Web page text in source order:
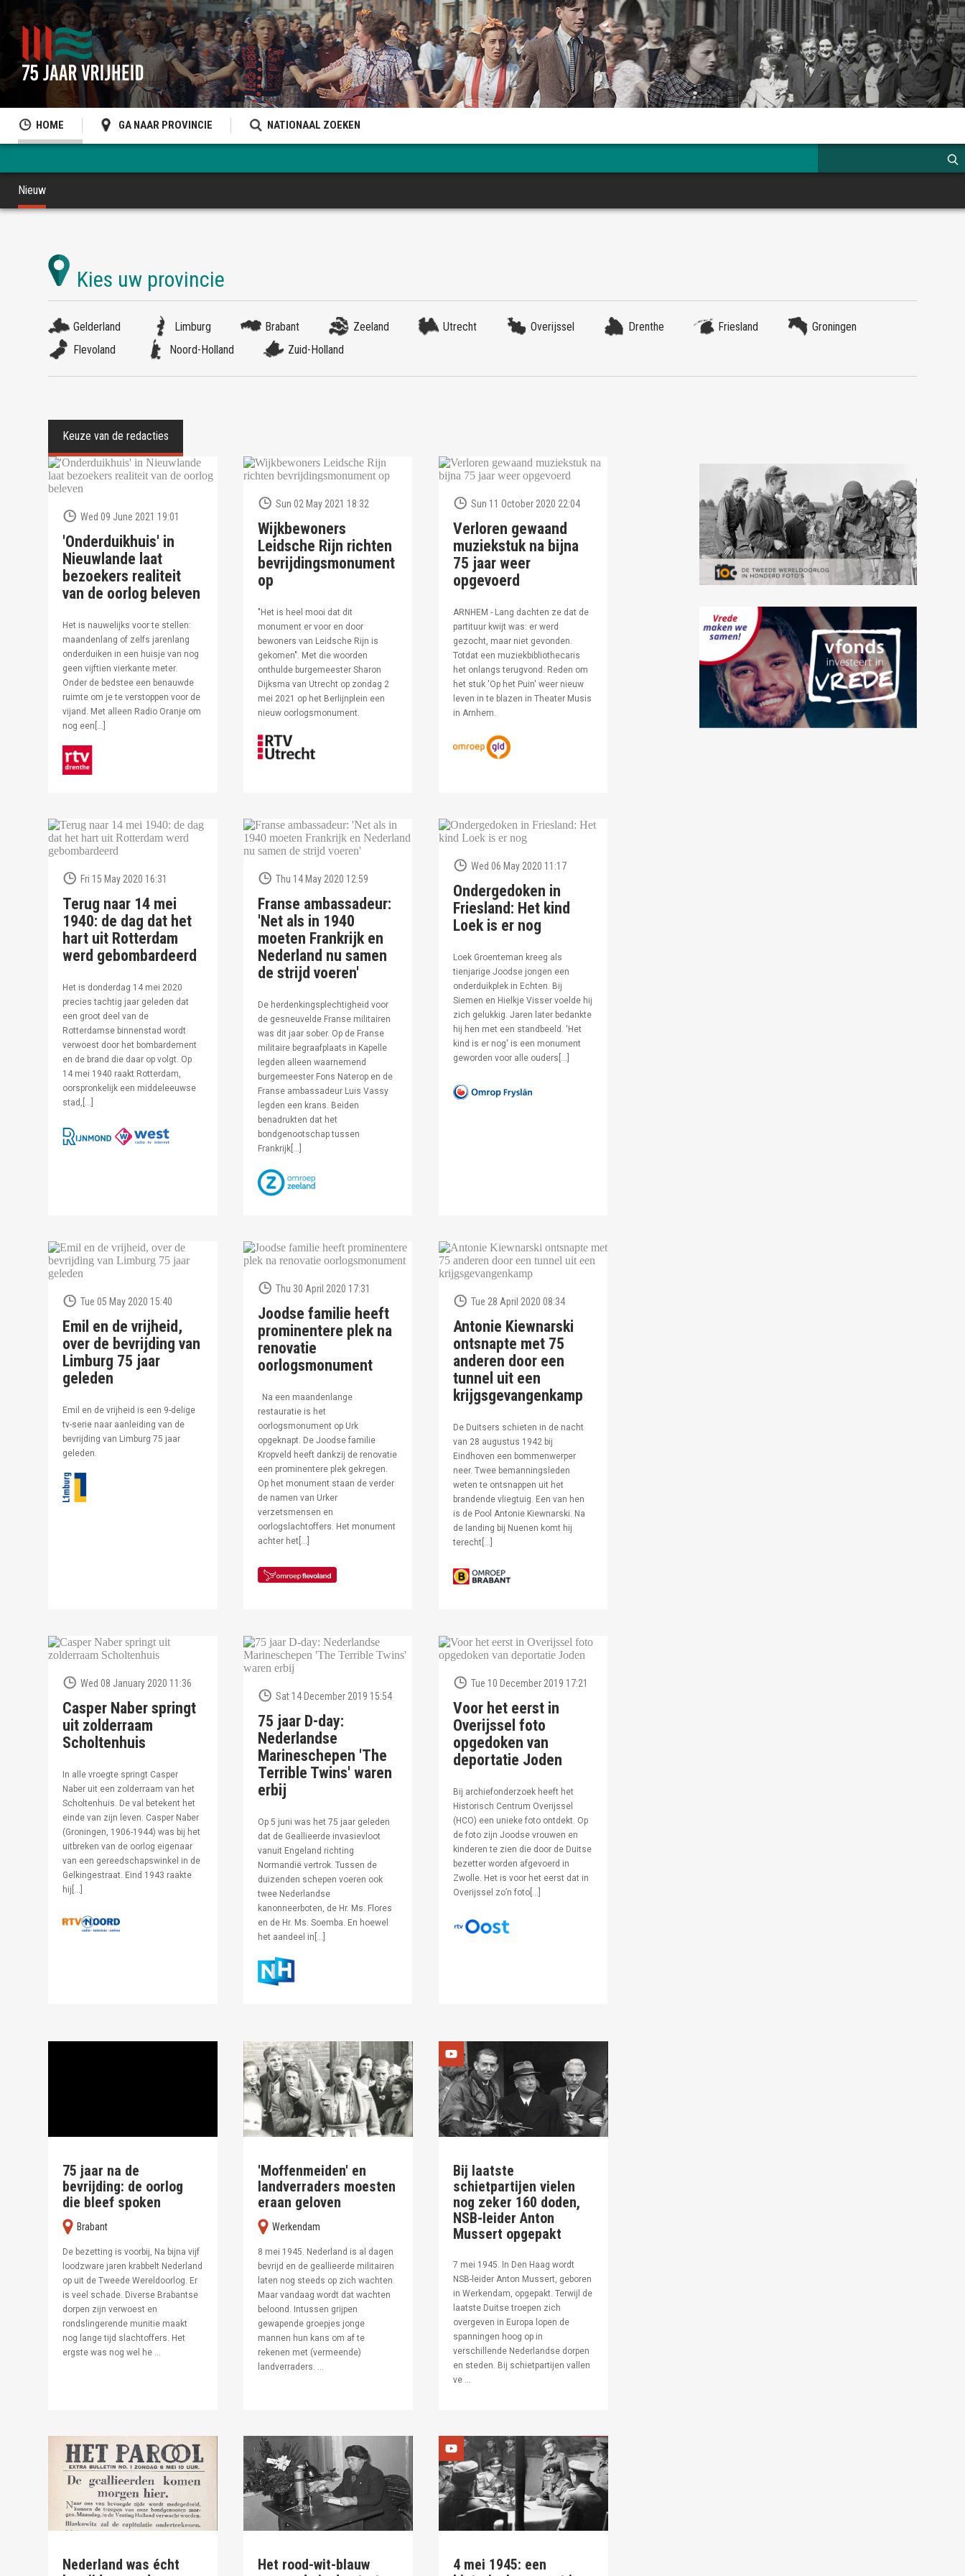
HOME GA NAAR PROVINCIE NATIONAAL ZOEKEN
Nieuw
Gelderland Limburg Brabant Zeeland Utrecht Overijssel Drenthe Friesland
Groningen
Flevoland
Noord-Holland Zuid-Holland
Wed 09 June 2021 19:01
'Onderduikhuis' in
Nieuwlande laat
bezoekers realiteit
van de oorlog beleven
Het is nauwelijks voor te stellen:
maandenlang of zelfs jarenlang
onderduiken in een huisje van nog
geen vijftien vierkante meter.
Onder de bedstee een benauwde
ruimte om je te verstoppen voor de
vijand. Met alleen Radio Oranje om
nog een[…]
Sun 02 May 2021 18:32
Wijkbewoners
Leidsche Rijn richten
bevrijdingsmonument
op
"Het is heel mooi dat dit
monument er voor en door
bewoners van Leidsche Rijn is
gekomen". Met die woorden
onthulde burgemeester Sharon
Dijksma van Utrecht op zondag 2
mei 2021 op het Berlijnplein een
nieuw oorlogsmonument.
Sun 11 October 2020 22:04
Verloren gewaand
muziekstuk na bijna
75 jaar weer
opgevoerd
ARNHEM - Lang dachten ze dat de
partituur kwijt was: er werd
gezocht, maar niet gevonden.
Totdat een muziekbibliothecaris
het onlangs terugvond. Reden om
het stuk 'Op het Puin' weer nieuw
leven in te blazen in Theater Musis
in Arnhem.
Fri 15 May 2020 16:31
Terug naar 14 mei
1940: de dag dat het
hart uit Rotterdam
werd gebombardeerd
Het is donderdag 14 mei 2020
precies tachtig jaar geleden dat
een groot deel van de
Rotterdamse binnenstad wordt
verwoest door het bombardement
en de brand die daar op volgt. Op
14 mei 1940 raakt Rotterdam,
oorspronkelijk een middeleeuwse
stad,[…]
Thu 14 May 2020 12:59
Franse ambassadeur:
'Net als in 1940
moeten Frankrijk en
Nederland nu samen
de strijd voeren'
De herdenkingsplechtigheid voor
de gesneuvelde Franse militairen
was dit jaar sober. Op de Franse
militaire begraafplaats in Kapelle
legden alleen waarnemend
burgemeester Fons Naterop en de
Franse ambassadeur Luis Vassy
legden een krans. Beiden
benadrukten dat het
bondgenootschap tussen
Frankrijk[…]
Wed 06 May 2020 11:17
Ondergedoken in
Friesland: Het kind
Loek is er nog
Loek Groenteman kreeg als
tienjarige Joodse jongen een
onderduikplek in Echten. Bij
Siemen en Hielkje Visser voelde hij
zich gelukkig. Jaren later bedankte
hij hen met een standbeeld. 'Het
kind is er nog' is een monument
geworden voor alle ouders[…]
Tue 05 May 2020 15:40
Emil en de vrijheid,
over de bevrijding van
Limburg 75 jaar
geleden
Emil en de vrijheid is een 9-delige
tv-serie naar aanleiding van de
bevrijding van Limburg 75 jaar
geleden.
Thu 30 April 2020 17:31
Joodse familie heeft
prominentere plek na
renovatie
oorlogsmonument
Na een maandenlange
restauratie is het
oorlogsmonument op Urk
opgeknapt. De Joodse familie
Kropveld heeft dankzij de renovatie
een prominentere plek gekregen.
Op het monument staan de verder
de namen van Urker
verzetsmensen en
oorlogslachtoffers. Het monument
achter het[…]
Tue 28 April 2020 08:34
Antonie Kiewnarski
ontsnapte met 75
anderen door een
tunnel uit een
krijgsgevangenkamp
De Duitsers schieten in de nacht
van 28 augustus 1942 bij
Eindhoven een bommenwerper
neer. Twee bemanningsleden
weten te ontsnappen uit het
brandende vliegtuig. Een van hen
is de Pool Antonie Kiewnarski. Na
de landing bij Nuenen komt hij
terecht[…]
Wed 08 January 2020 11:36
Casper Naber springt
uit zolderraam
Scholtenhuis
In alle vroegte springt Casper
Naber uit een zolderraam van het
Scholtenhuis. De val betekent het
einde van zijn leven. Casper Naber
(Groningen, 1906-1944) was bij het
uitbreken van de oorlog eigenaar
van een gereedschapswinkel in de
Gelkingestraat. Eind 1943 raakte
hij[…]
Sat 14 December 2019 15:54
75 jaar D-day:
Nederlandse
Marineschepen 'The
Terrible Twins' waren
erbij
Op 5 juni was het 75 jaar geleden
dat de Geallieerde invasievloot
vanuit Engeland richting
Normandië vertrok. Tussen de
duizenden schepen voeren ook
twee Nederlandse
kanonneerboten, de Hr. Ms. Flores
en de Hr. Ms. Soemba. En hoewel
het aandeel in[…]
Tue 10 December 2019 17:21
Voor het eerst in
Overijssel foto
opgedoken van
deportatie Joden
Bij archiefonderzoek heeft het
Historisch Centrum Overijssel
(HCO) een unieke foto ontdekt. Op
de foto zijn Joodse vrouwen en
kinderen te zien die door de Duitse
bezetter worden afgevoerd in
Zwolle. Het is voor het eerst dat in
Overijssel zo’n foto[…]
75 jaar na de
bevrijding: de oorlog
die bleef spoken
Brabant
De bezetting is voorbij, Na bijna vijf
loodzware jaren krabbelt Nederland
op uit de Tweede Wereldoorlog. Er
is veel schade. Diverse Brabantse
dorpen zijn verwoest en
rondslingerende munitie maakt
nog lange tijd slachtoffers. Het
ergste was nog wel he ...
'Moffenmeiden' en
landverraders moesten
eraan geloven
Werkendam
8 mei 1945. Nederland is al dagen
bevrijd en de geallieerde militairen
laten nog steeds op zich wachten.
Maar vandaag wordt dat wachten
beloond. Intussen grijpen
gewapende groepjes jonge
mannen hun kans om af te
rekenen met (vermeende)
landverraders. ...
Bij laatste
schietpartijen vielen
nog zeker 160 doden,
NSB-leider Anton
Mussert opgepakt
7 mei 1945. In Den Haag wordt
NSB-leider Anton Mussert, geboren
in Werkendam, opgepakt. Terwijl de
laatste Duitse troepen zich
overgeven in Europa lopen de
spanningen hoog op in
verschillende Nederlandse dorpen
en steden. Bij schietpartijen vallen
ve ...
Nederland was écht
Het rood-wit-blauw
4 mei 1945: een